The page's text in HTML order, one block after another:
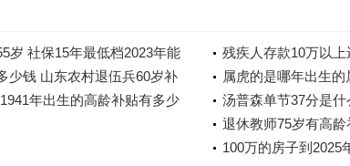
岁 社保15年最低档2023年能
残疾人存款10万以
消补贴
少钱 山东农村退伍兵60岁补
属虎的是哪年出生
年出生的高龄补贴有多少
汤普森单节37分是
分？）
退休教师75岁有高
100万的房子到2025